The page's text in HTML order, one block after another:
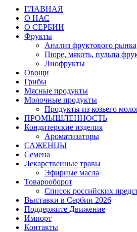
ГЛАВНАЯ
О НАС
O СЕРБИИ
Фрукты
Анализ фруктового рынка
Пюре, мякоть, пульпа
Лиофрукты
Овощи
Грибы
Мясные продукты
Молочные продукты
Продукты из козьего
ПРОМЫШЛЕННОСТЬ
Кондитерские изделия
Ароматизаторы
САЖЕНЦЫ
Семена
Лекарственные травы
Эфирные масла
Товарооборот
Список российских
Выставки в Сербии 2026
Поддержите Движение
Импорт
Контакты